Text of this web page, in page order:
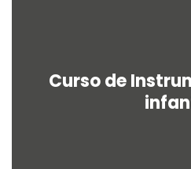
Curso de